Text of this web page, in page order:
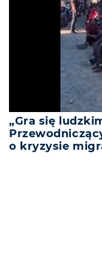
„Gra się
o kryzysie